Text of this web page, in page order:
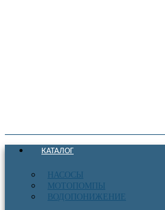
КАТАЛОГ
НАСОСЫ
МОТОПОМПЫ
ВОДОПОНИЖЕНИЕ